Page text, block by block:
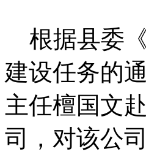
根据县委
建设任务的
主任檀国文
司，对该公